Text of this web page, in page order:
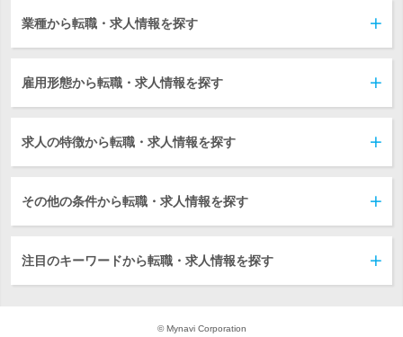
業種から転職・求人情報を探す
雇用形態から転職・求人情報を探す
求人の特徴から転職・求人情報を探す
その他の条件から転職・求人情報を探す
注目のキーワードから転職・求人情報を探す
© Mynavi Corporation